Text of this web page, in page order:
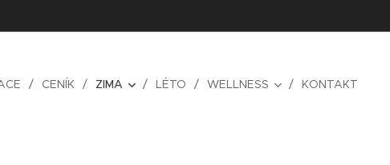
CENÍK ZIMA LÉTO WELLNESS KONTAKT